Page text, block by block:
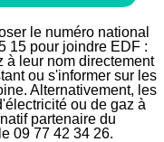
le numéro national
15 pour joindre EDF :
à leur nom directement
ou s'informer sur les
Alternativement, les
ou de gaz à
partenaire du
09 77 42 34 26.